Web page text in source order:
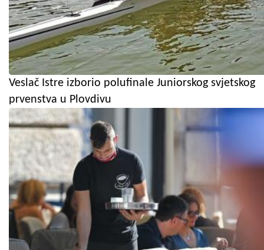
Veslač Istre izborio polufinale Juniorskog svjetskog
prvenstva u Plovdivu